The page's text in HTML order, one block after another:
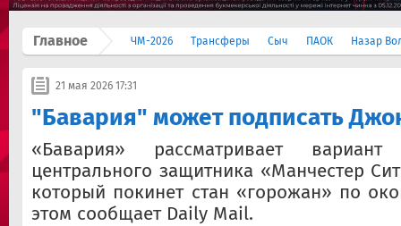
Главное ЧМ-2026 Трансферы Сыч ПАОК Назар
21 мая 2026 17:31
"Бавария" может подписать
«Бавария» рассматривает
центрального защитника «Манчестер
который покинет стан «горожан» по
этом сообщает Daily Mail.